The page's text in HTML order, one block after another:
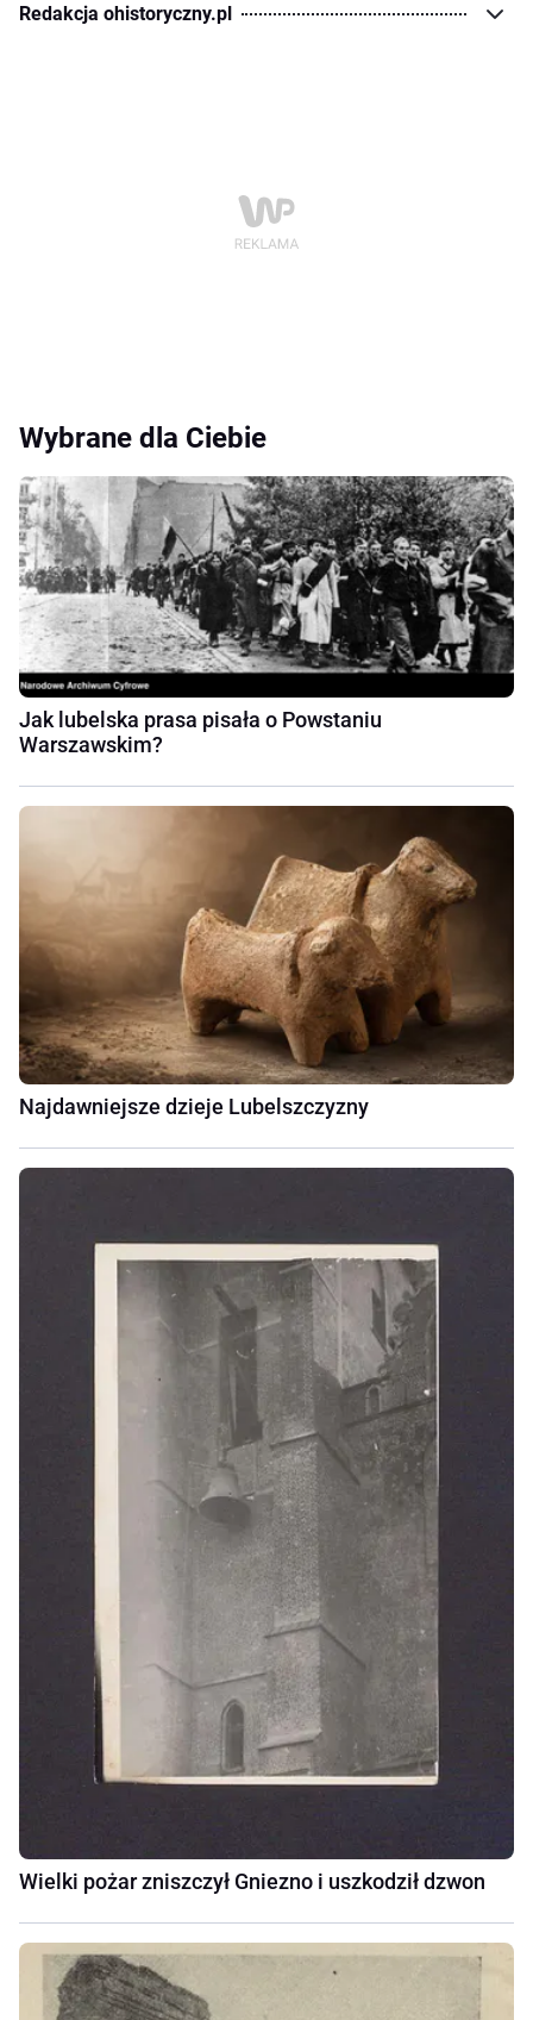
Redakcja ohistoryczny.pl
Wybrane dla Ciebie
Jak lubelska prasa pisała o Powstaniu
Warszawskim?
Najdawniejsze dzieje Lubelszczyzny
Wielki pożar zniszczył Gniezno i uszkodził dzwon